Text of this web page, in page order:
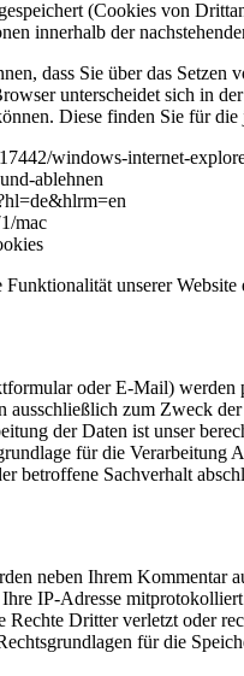
(Cookies von
innerhalb der
dass Sie über das
unterscheidet sich in
Diese finden Sie für
windows-internet-
ablehnen
mac
unserer Website
oder E-Mail) werden
zum Zweck
der Daten ist unser
für die
betroffene Sachverhalt
neben Ihrem
IP-Adresse
Rechte Dritter verletzt oder
für die